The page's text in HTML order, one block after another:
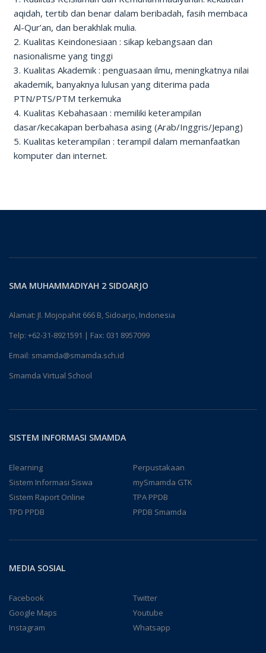
aqidah, tertib dan benar dalam beribadah, fasih membaca
Al-Qur’an, dan berakhlak mulia.
2. Kualitas Keindonesiaan : sikap kebangsaan dan
nasionalisme yang tinggi
3. Kualitas Akademik : penguasaan ilmu, meningkatnya nilai
akademik, banyaknya lulusan yang diterima pada
PTN/PTS/PTM terkemuka
4. Kualitas Kebahasaan : memiliki keterampilan
dasar/kecakapan berbahasa asing (Arab/Inggris/Jepang)
5. Kualitas keterampilan : terampil dalam memanfaatkan
komputer dan internet.
SMA MUHAMMADIYAH 2 SIDOARJO
Alamat: Jl. Mojopahit 666 B, Sidoarjo, Indonesia
Telp: +62-31-8921591 | Fax: 031 8957099
Email: smamda@smamda.sch.id
Smamda Virtual School
SISTEM INFORMASI SMAMDA
Elearning
Perpustakaan
Sistem Informasi Siswa
mySmamda GTK
Sistem Raport Online
TPA PPDB
TPD PPDB
PPDB Smamda
MEDIA SOSIAL
Facebook
Twitter
Google Maps
Youtube
Instagram
Whatsapp